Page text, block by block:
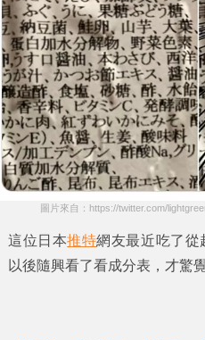
圖片來自：https://twitter.com/
這位日本推特網友最近吃了從
以後隨興看了看成分表，才